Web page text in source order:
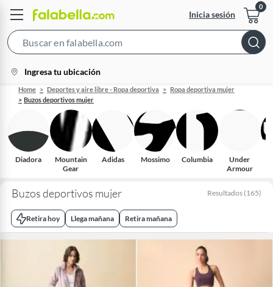
Inicia sesión
Bar
location-
icon
Ingresa tu ubicación
Home Deportes y aire libre - Ropa deportiva
Ropa deportiva mujer
Buzos deportivos mujer
Diadora
Mountain
Gear
Adidas Mossimo Columbia
Under
Armour
Buzos deportivos mujer Resultados (165)
Retira hoy Llega mañana Retira mañana